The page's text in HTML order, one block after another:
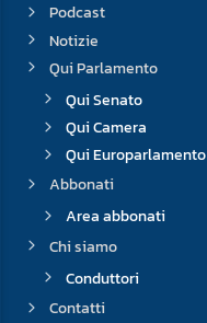
Podcast
Notizie
Qui Parlamento
Qui Senato
Qui Camera
Qui Europarlamento
Abbonati
Area abbonati
Chi siamo
Conduttori
Contatti